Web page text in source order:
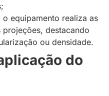
o equipamento realiza as
projeções, destacando
ou densidade.
do